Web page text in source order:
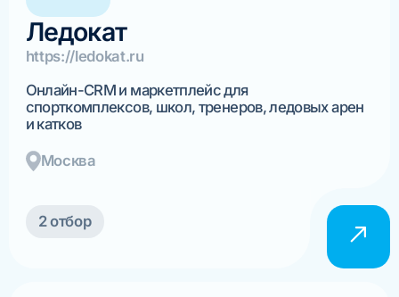
Ледокат
https://ledokat.ru
Онлайн-CRM и маркетплейс для
спорткомплексов, школ, тренеров, ледовых арен
и катков
Москва
2 отбор